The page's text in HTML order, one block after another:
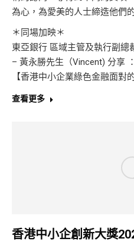
為心，為愛美的人士締造他們
＊同場加映＊
東亞銀行 區域主管及執行副總
– 黃永勝先生（Vincent) 分享 ：
【香港中小企業綠色金融面對
查看更多
香港中小企創新大獎